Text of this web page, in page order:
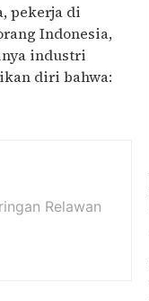
pekerja di
Indonesia,
industri
diri bahwa:
Relawan